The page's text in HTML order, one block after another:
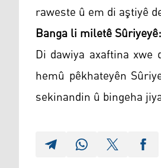
raweste û em di aştiyê
Banga li miletê
Di dawiya axaftina
hemû pêkhateyên
sekinandin û bingeha